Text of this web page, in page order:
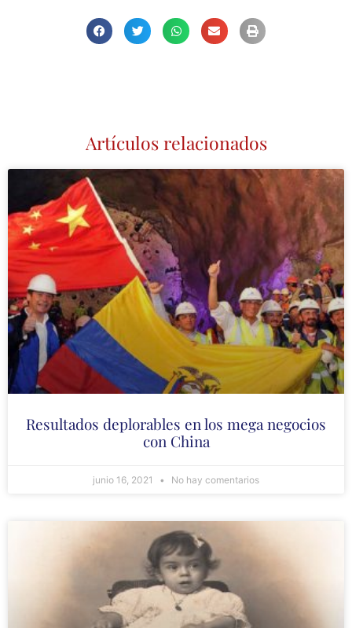
Artículos relacionados
Resultados deplorables en los mega negocios
con China
junio 16, 2021 No hay comentarios